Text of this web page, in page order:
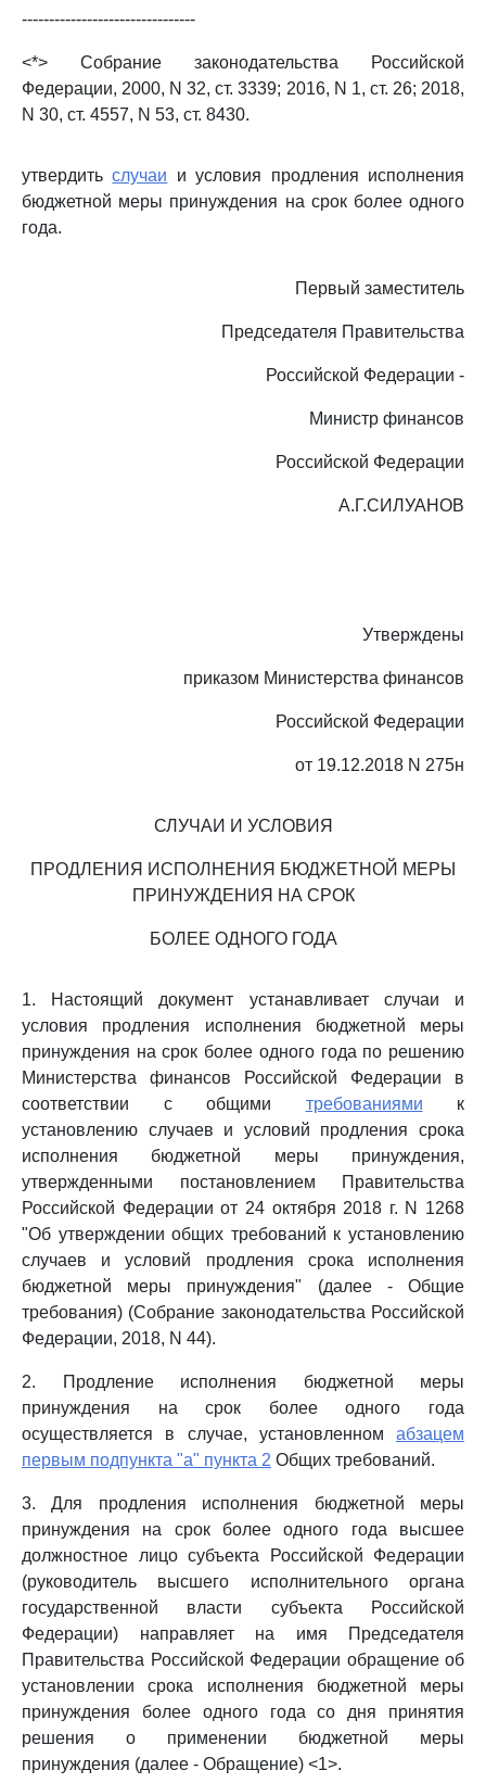
--------------------------------
<*> Собрание законодательства Российской
Федерации, 2000, N 32, ст. 3339; 2016, N 1, ст. 26; 2018,
N 30, ст. 4557, N 53, ст. 8430.
утвердитьслучаи и условия продления исполнения
бюджетной меры принуждения на срок более одного
года.
Первый заместитель
Председателя Правительства
Российской Федерации -
Министр финансов
Российской Федерации
А.Г.СИЛУАНОВ
Утверждены
приказом Министерства финансов
Российской Федерации
от 19.12.2018 N 275н
СЛУЧАИ И УСЛОВИЯ
ПРОДЛЕНИЯ ИСПОЛНЕНИЯ БЮДЖЕТНОЙ МЕРЫ
ПРИНУЖДЕНИЯ НА СРОК
БОЛЕЕ ОДНОГО ГОДА
1. Настоящий документ устанавливает случаи и
условия продления исполнения бюджетной меры
принуждения на срок более одного года по решению
Министерства финансов Российской Федерации в
соответствии с общими требованиями к
установлению случаев и условий продления срока
исполнения бюджетной меры принуждения,
утвержденными постановлением Правительства
Российской Федерации от 24 октября 2018 г. N 1268
"Об утверждении общих требований к установлению
случаев и условий продления срока исполнения
бюджетной меры принуждения" (далее - Общие
требования) (Собрание законодательства Российской
Федерации, 2018, N 44).
2. Продление исполнения бюджетной меры
принуждения на срок более одного года
осуществляется в случае, установленном абзацем
первым подпункта "а" пункта 2 Общих требований.
3. Для продления исполнения бюджетной меры
принуждения на срок более одного года высшее
должностное лицо субъекта Российской Федерации
(руководитель высшего исполнительного органа
государственной власти субъекта Российской
Федерации) направляет на имя Председателя
Правительства Российской Федерации обращение об
установлении срока исполнения бюджетной меры
принуждения более одного года со дня принятия
решения о применении бюджетной меры
принуждения (далее - Обращение) <1>.